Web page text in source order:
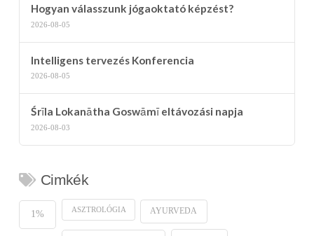
Hogyan válasszunk jógaoktató képzést?
2026-08-05
Intelligens tervezés Konferencia
2026-08-05
Śrīla Lokanātha Goswāmī eltávozási napja
2026-08-03
Cimkék
1% ASZTROLÓGIA AYURVEDA